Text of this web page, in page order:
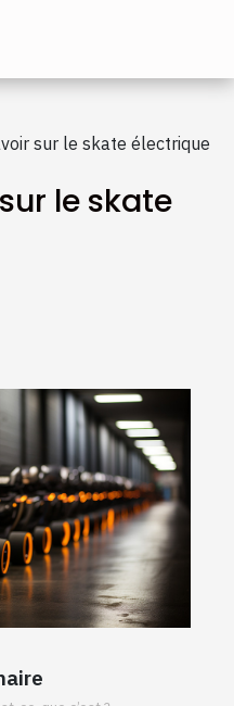
sur le skate électrique
le skate